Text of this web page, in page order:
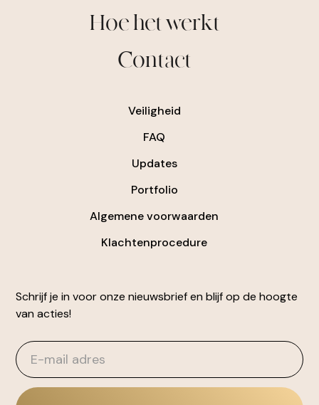
Hoe het werkt
Contact
Veiligheid
FAQ
Updates
Portfolio
Algemene voorwaarden
Klachtenprocedure
Schrijf je in voor onze nieuwsbrief en blijf op de hoogte
van acties!